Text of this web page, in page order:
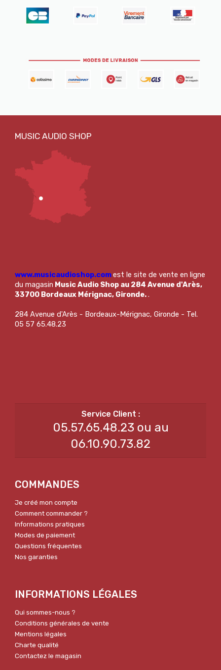
www.musicaudioshop.comest le site de vente en ligne
du magasin Music Audio Shop au 284 Avenue d'Arès,
33700 Bordeaux Mérignac, Gironde..
284 Avenue d'Arès - Bordeaux-Mérignac, Gironde - Tel.
05 57 65.48.23
05.57.65.48.23 ou au
06.10.90.73.82
COMMANDES
Je créé mon compte
Comment commander ?
Informations pratiques
Modes de paiement
Questions fréquentes
Nos garanties
INFORMATIONS LÉGALES
Qui sommes-nous ?
Conditions générales de vente
Mentions légales
Charte qualité
Contactez le magasin